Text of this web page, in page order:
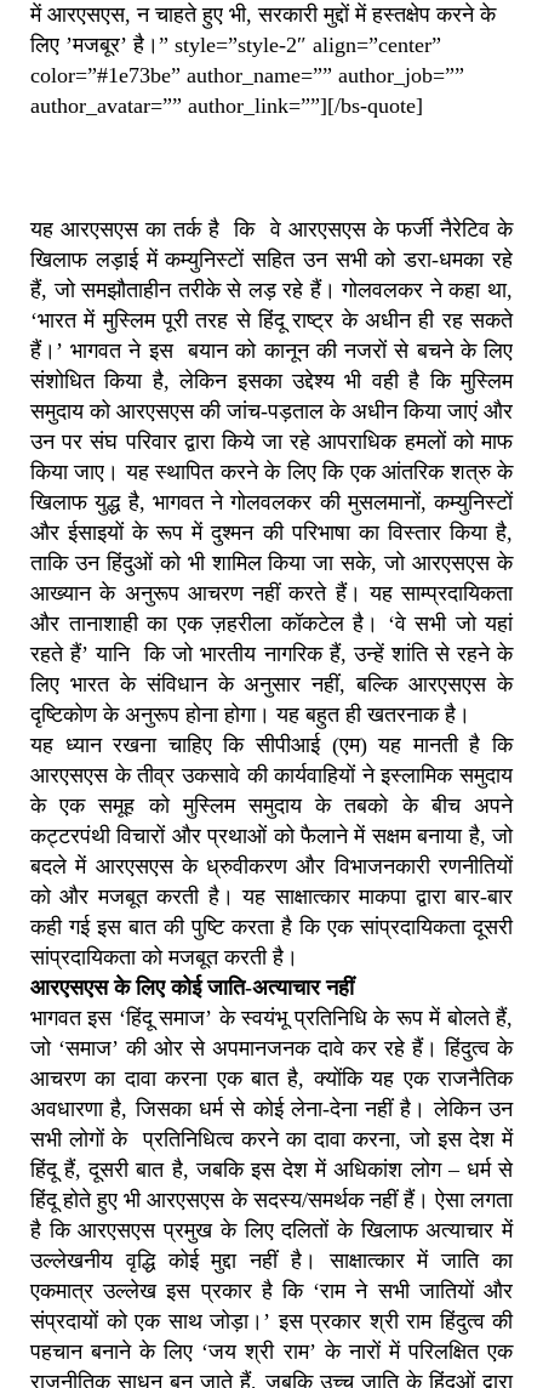
में आरएसएस, न चाहते हुए भी, सरकारी मुद्दों में हस्तक्षेप करने के
लिए ’मजबूर’ है।” style=”style-2″ align=”center”
color=”#1e73be” author_name=”” author_job=””
author_avatar=”” author_link=””][/bs-quote]
यह आरएसएस का तर्क है कि वे आरएसएस के फर्जी नैरेटिव के
खिलाफ लड़ाई में कम्युनिस्टों सहित उन सभी को डरा-धमका रहे
हैं, जो समझौताहीन तरीके से लड़ रहे हैं। गोलवलकर ने कहा था,
‘भारत में मुस्लिम पूरी तरह से हिंदू राष्ट्र के अधीन ही रह सकते
हैं।’ भागवत ने इस बयान को कानून की नजरों से बचने के लिए
संशोधित किया है, लेकिन इसका उद्देश्य भी वही है कि मुस्लिम
समुदाय को आरएसएस की जांच-पड़ताल के अधीन किया जाएं और
उन पर संघ परिवार द्वारा किये जा रहे आपराधिक हमलों को माफ
किया जाए। यह स्थापित करने के लिए कि एक आंतरिक शत्रु के
खिलाफ युद्ध है, भागवत ने गोलवलकर की मुसलमानों, कम्युनिस्टों
और ईसाइयों के रूप में दुश्मन की परिभाषा का विस्तार किया है,
ताकि उन हिंदुओं को भी शामिल किया जा सके, जो आरएसएस के
आख्यान के अनुरूप आचरण नहीं करते हैं। यह साम्प्रदायिकता
और तानाशाही का एक ज़हरीला कॉकटेल है। ‘वे सभी जो यहां
रहते हैं’ यानि कि जो भारतीय नागरिक हैं, उन्हें शांति से रहने के
लिए भारत के संविधान के अनुसार नहीं, बल्कि आरएसएस के
दृष्टिकोण के अनुरूप होना होगा। यह बहुत ही खतरनाक है।
यह ध्यान रखना चाहिए कि सीपीआई (एम) यह मानती है कि
आरएसएस के तीव्र उकसावे की कार्यवाहियों ने इस्लामिक समुदाय
के एक समूह को मुस्लिम समुदाय के तबको के बीच अपने
कट्टरपंथी विचारों और प्रथाओं को फैलाने में सक्षम बनाया है, जो
बदले में आरएसएस के ध्रुवीकरण और विभाजनकारी रणनीतियों
को और मजबूत करती है। यह साक्षात्कार माकपा द्वारा बार-बार
कही गई इस बात की पुष्टि करता है कि एक सांप्रदायिकता दूसरी
सांप्रदायिकता को मजबूत करती है।
आरएसएस के लिए कोई जाति-अत्याचार नहीं
भागवत इस ‘हिंदू समाज’ के स्वयंभू प्रतिनिधि के रूप में बोलते हैं,
जो ‘समाज’ की ओर से अपमानजनक दावे कर रहे हैं। हिंदुत्व के
आचरण का दावा करना एक बात है, क्योंकि यह एक राजनैतिक
अवधारणा है, जिसका धर्म से कोई लेना-देना नहीं है। लेकिन उन
सभी लोगों के प्रतिनिधित्व करने का दावा करना, जो इस देश में
हिंदू हैं, दूसरी बात है, जबकि इस देश में अधिकांश लोग – धर्म से
हिंदू होते हुए भी आरएसएस के सदस्य/समर्थक नहीं हैं। ऐसा लगता
है कि आरएसएस प्रमुख के लिए दलितों के खिलाफ अत्याचार में
उल्लेखनीय वृद्धि कोई मुद्दा नहीं है। साक्षात्कार में जाति का
एकमात्र उल्लेख इस प्रकार है कि ‘राम ने सभी जातियों और
संप्रदायों को एक साथ जोड़ा।’ इस प्रकार श्री राम हिंदुत्व की
पहचान बनाने के लिए ‘जय श्री राम’ के नारों में परिलक्षित एक
राजनीतिक साधन बन जाते हैं, जबकि उच्च जाति के हिंदुओं द्वारा